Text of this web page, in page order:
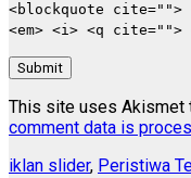
<blockquote cite="">
<em> <i> <q
Submit
This site uses Akismet
comment data is
iklan slider, Peristiwa